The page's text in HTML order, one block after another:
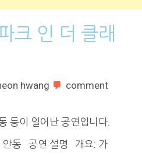
크 인 더 클래
hwang comment
등이 일어난 공연입니다.
안동 공연 설명 개요: 가